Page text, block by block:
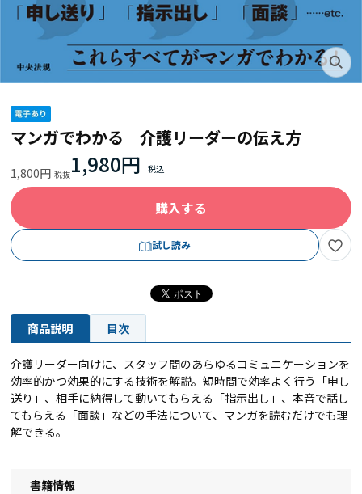
マンガでわかる 介護リーダーの伝え方
1,800円 1,980円
購入する
試し読み
商品説明 目次
介護リーダー向けに、スタッフ間のあらゆるコミュニケーションを
効率的かつ効果的にする技術を解説。短時間で効率よく行う「申し
送り」、相手に納得して動いてもらえる「指示出し」、本音で話し
てもらえる「面談」などの手法について、マンガを読むだけでも理
解できる。
書籍情報